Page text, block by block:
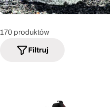
170 produktów
Filtruj